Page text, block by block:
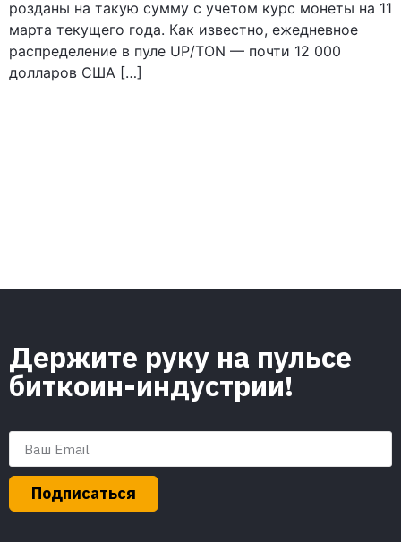
розданы на такую сумму с учетом курс монеты на 11
марта текущего года. Как известно, ежедневное
распределение в пуле UP/TON — почти 12 000
долларов США […]
Держите руку на пульсе
биткоин-индустрии!
Подписаться